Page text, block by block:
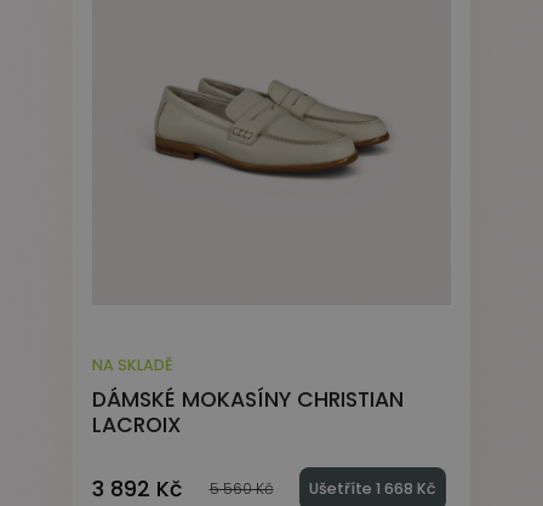
NA SKLADĚ
DÁMSKÉ MOKASÍNY CHRISTIAN
LACROIX
3 892 Kč 5 560 Kč Ušetříte 1 668 Kč